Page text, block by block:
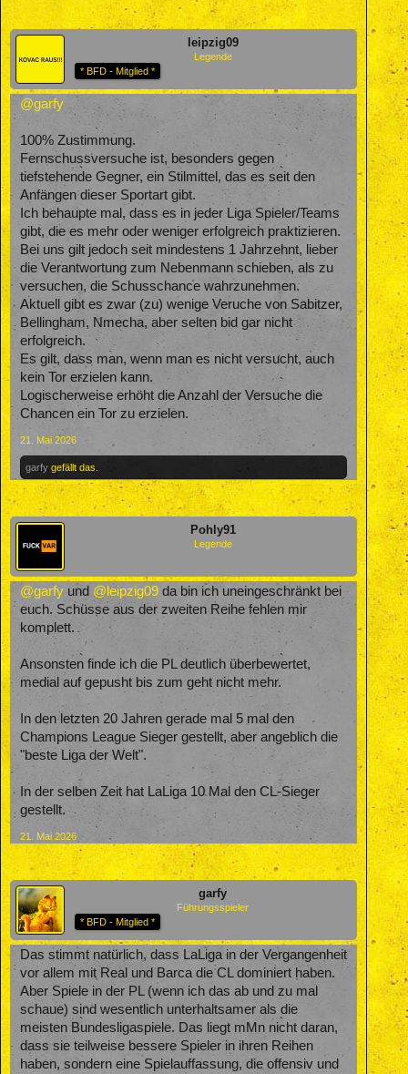
leipzig09
Legende
* BFD - Mitglied *
@garfy
100% Zustimmung.
Fernschussversuche ist, besonders gegen
tiefstehende Gegner, ein Stilmittel, das es seit den
Anfängen dieser Sportart gibt.
Ich behaupte mal, dass es in jeder Liga Spieler/Teams
gibt, die es mehr oder weniger erfolgreich praktizieren.
Bei uns gilt jedoch seit mindestens 1 Jahrzehnt, lieber
die Verantwortung zum Nebenmann schieben, als zu
versuchen, die Schusschance wahrzunehmen.
Aktuell gibt es zwar (zu) wenige Veruche von Sabitzer,
Bellingham, Nmecha, aber selten bid gar nicht
erfolgreich.
Es gilt, dass man, wenn man es nicht versucht, auch
kein Tor erzielen kann.
Logischerweise erhöht die Anzahl der Versuche die
Chancen ein Tor zu erzielen.
21. Mai 2026
garfy gefällt das.
Pohly91
Legende
@garfy und @leipzig09 da bin ich uneingeschränkt bei
euch. Schüsse aus der zweiten Reihe fehlen mir
komplett.
Ansonsten finde ich die PL deutlich überbewertet,
medial auf gepusht bis zum geht nicht mehr.
In den letzten 20 Jahren gerade mal 5 mal den
Champions League Sieger gestellt, aber angeblich die
"beste Liga der Welt".
In der selben Zeit hat LaLiga 10 Mal den CL-Sieger
gestellt.
21. Mai 2026
garfy
Führungsspieler
* BFD - Mitglied *
Das stimmt natürlich, dass LaLiga in der Vergangenheit
vor allem mit Real und Barca die CL dominiert haben.
Aber Spiele in der PL (wenn ich das ab und zu mal
schaue) sind wesentlich unterhaltsamer als die
meisten Bundesligaspiele. Das liegt mMn nicht daran,
dass sie teilweise bessere Spieler in ihren Reihen
haben, sondern eine Spielauffassung, die offensiv und